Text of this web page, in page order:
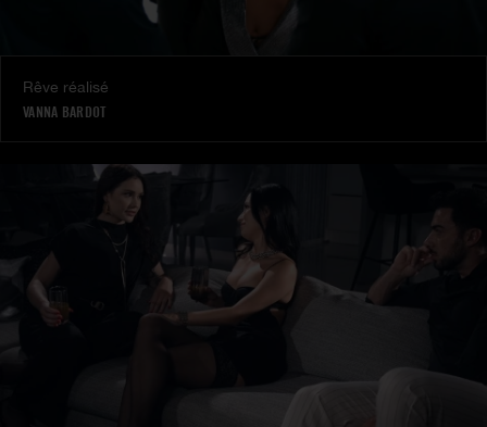
Rêve réalisé
VANNA BARDOT